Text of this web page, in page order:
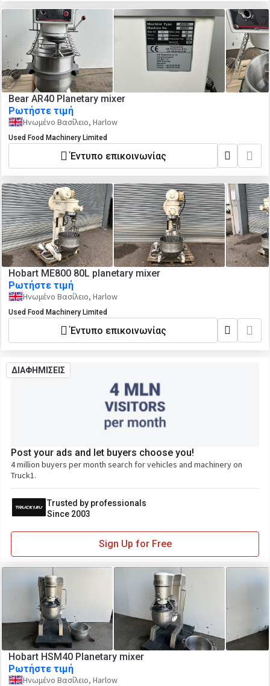
Bear AR40 Planetary mixer
Ρωτήστε τιμή
Ηνωμένο Βασίλειο, Harlow
Used Food Machinery Limited
Έντυπο επικοινωνίας
Hobart ME800 80L planetary mixer
Ρωτήστε τιμή
Ηνωμένο Βασίλειο, Harlow
Used Food Machinery Limited
Έντυπο επικοινωνίας
ΔΙΑΦΗΜΙΣΕΙΣ
Post your ads and let buyers choose you!
4 million buyers per month search for vehicles and machinery on
Truck1.
Trusted by professionals
Since 2003
Sign Up for Free
Hobart HSM40 Planetary mixer
Ρωτήστε τιμή
Ηνωμένο Βασίλειο, Harlow